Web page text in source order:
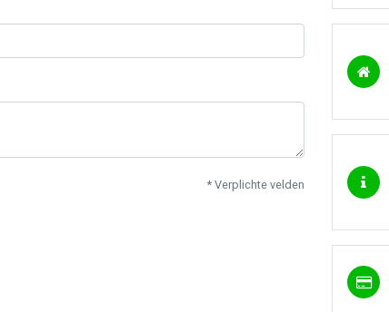
* Verplichte velden